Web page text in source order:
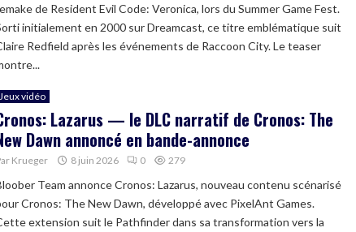
de Resident Evil Code: Veronica, lors du Summer Game Fest.
initialement en 2000 sur Dreamcast, ce titre emblématique suit
Redfield après les événements de Raccoon City. Le teaser
Jeux vidéo
Lazarus — le DLC narratif de Cronos: The
Dawn annoncé en bande-annonce
Krueger 8 juin 2026 0 279
Team annonce Cronos: Lazarus, nouveau contenu scénarisé
Cronos: The New Dawn, développé avec PixelAnt Games.
extension suit le Pathfinder dans sa transformation vers la